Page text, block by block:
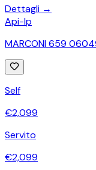
Dettagli →
Api-Ip
MARCONI 659
Self
€2,099
Servito
€2,099